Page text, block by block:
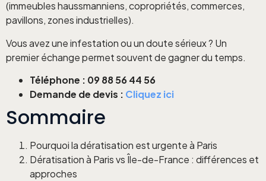
(immeubles haussmanniens, copropriétés, commerces,
pavillons, zones industrielles).
Vous avez une infestation ou un doute sérieux ? Un
premier échange permet souvent de gagner du temps.
Téléphone : 09 88 56 44 56
Demande de devis : Cliquez ici
Sommaire
Pourquoi la dératisation est urgente à Paris
Dératisation à Paris vs Île-de-France : différences et
approches